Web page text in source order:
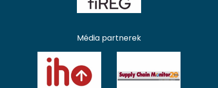
Média partnerek